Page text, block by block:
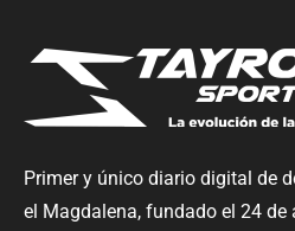
Primer y único diario digital de
el Magdalena, fundado el 24 de